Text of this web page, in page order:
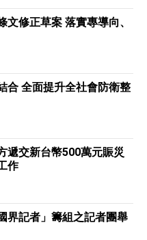
修正草案 落實專導向、
合 全面提升全社會防衛整
遞交新台幣500萬元賑災
作
界記者」籌組之記者團舉